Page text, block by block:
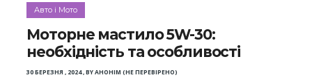
Авто і Мото
Моторне мастило 5W-30:
необхідність та особливості
30 БЕРЕЗНЯ , 2024,BYАНОНІМ (НЕ ПЕРЕВІРЕНО)